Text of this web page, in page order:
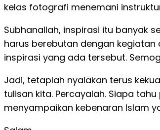
kelas fotografi menemani
Subhanallah, inspirasi itu banyak
harus berebutan dengan kegiatan
inspirasi yang ada tersebut.
Jadi, tetaplah nyalakan terus
tulisan kita. Percayalah. Siapa
menyampaikan kebenaran Islam